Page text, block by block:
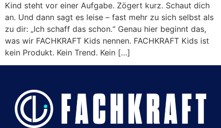
Kind steht vor einer Aufgabe. Zögert kurz. Schaut dich
an. Und dann sagt es leise – fast mehr zu sich selbst als
zu dir: „Ich schaff das schon.“ Genau hier beginnt das,
was wir FACHKRAFT Kids nennen. FACHKRAFT Kids ist
kein Produkt. Kein Trend. Kein […]